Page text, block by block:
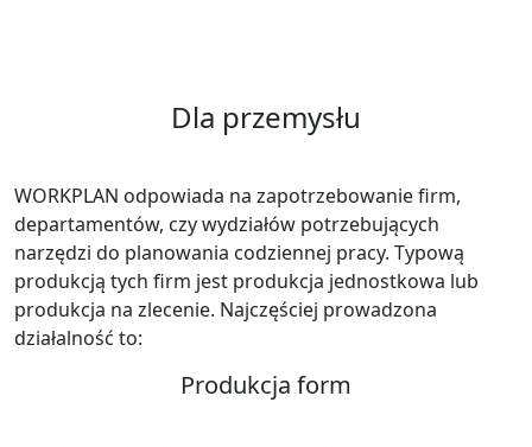
Dla przemysłu
WORKPLAN odpowiada na zapotrzebowanie firm,
departamentów, czy wydziałów potrzebujących
narzędzi do planowania codziennej pracy. Typową
produkcją tych firm jest produkcja jednostkowa lub
produkcja na zlecenie. Najczęściej prowadzona
działalność to:
Produkcja form